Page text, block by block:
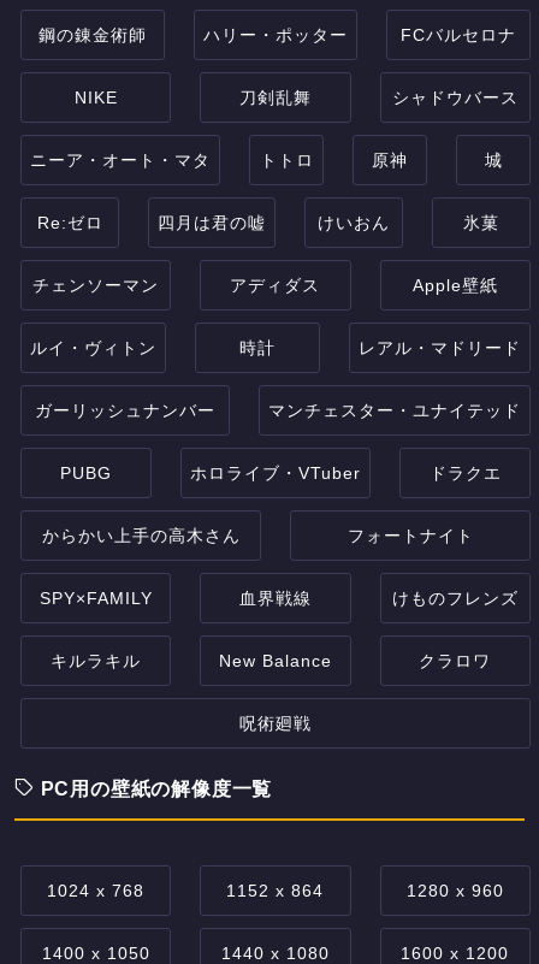
鋼の錬金術師 ハリー・ポッター FCバルセロナ
NIKE 刀剣乱舞 シャドウバース
ニーア・オート・マタ トトロ 原神 城
Re:ゼロ 四月は君の嘘 けいおん 氷菓
チェンソーマン アディダス Apple壁紙
ルイ・ヴィトン 時計 レアル・マドリード
ガーリッシュナンバー マンチェスター・ユナイテッド
PUBG ホロライブ・VTuber ドラクエ
からかい上手の高木さん フォートナイト
SPY×FAMILY 血界戦線 けものフレンズ
キルラキル New Balance クラロワ
呪術廻戦
PC用の壁紙の解像度一覧
1024 x 768 1152 x 864 1280 x 960
1400 x 1050 1440 x 1080 1600 x 1200